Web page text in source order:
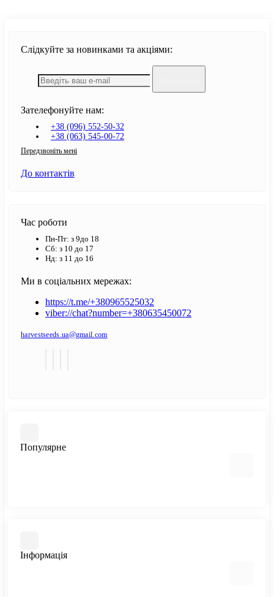
Слідкуйте за новинками та акціями:
Зателефонуйте нам:
+38 (096) 552-50-32
+38 (063) 545-00-72
Передзвоніть мені
До контактів
Час роботи
Пн-Пт: з 9до 18
Сб: з 10 до 17
Нд: з 11 до 16
Ми в соціальних мережах:
https://t.me/+380965525032
viber://chat?number=+380635450072
harvestseeds.ua@gmail.com
Популярне
Фемінізовані
Інформація